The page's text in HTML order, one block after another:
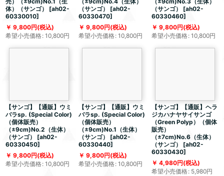
体）（サンゴ）
[ah02-
60330010]
9,800円(税込)
希望小売価格: 10,800円
（サンゴ）
[ah02-
60330470]
9,800円(税込)
希望小売価格: 10,800円
（サンゴ）
[ah02-
60330460]
9,800円(税込)
希望小売価格: 10,800円
【サンゴ】【通販】ウミ
バラsp. (Special Color)
（個体販売）
（±9cm)No.2（生体）
（サンゴ）
[ah02-
60330450]
9,800円(税込)
希望小売価格: 10,800円
【サンゴ】【通販】ウミ
バラsp. (Special Color)
（個体販売）
（±9cm)No.1（生体）
（サンゴ）
[ah02-
60330440]
9,800円(税込)
希望小売価格: 10,800円
【サンゴ】【通販】ヘラ
ジカハナヤサイサンゴ
（Green Polyp）（個体
販売）
（±7cm)No.6（生体）
（サンゴ）
[ah02-
60330430]
4,980円(税込)
希望小売価格: 5,980円